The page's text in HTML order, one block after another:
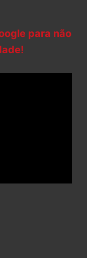
para não